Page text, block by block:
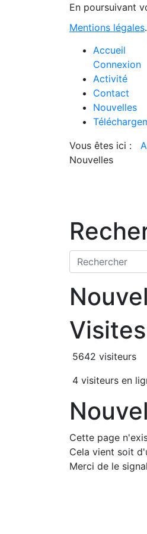
En poursuivant
Mentions légales.
Accueil
Connexion
Activité
Contact
Nouvelles
Vous êtes ici :
Nouvelles
Visites
5642 visiteurs
4 visiteurs en
Cette page
Cela vient soit
Merci de le